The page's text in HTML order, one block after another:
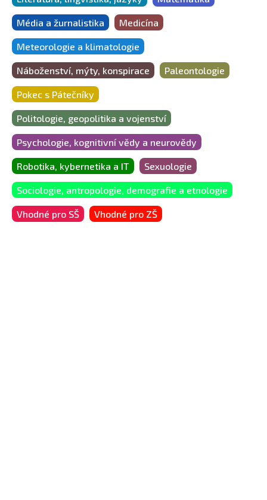
Média a žurnalistika Medicína
Meteorologie a klimatologie
Náboženství, mýty, konspirace Paleontologie
Pokec s Pátečníky
Politologie, geopolitika a vojenství
Psychologie, kognitivní vědy a neurovědy
Robotika, kybernetika a IT Sexuologie
Sociologie, antropologie, demografie a etnologie
Vhodné pro SŠ Vhodné pro ZŠ